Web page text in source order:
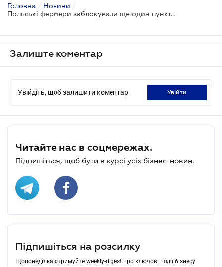
Головна / Новини /
Польські фермери заблокували ще один пункт пропуску
Залиште коментар
Увійдіть, щоб залишити коментар увійти
Читайте нас в соцмережах.
Підпишіться, щоб бути в курсі усіх бізнес-новин.
Підпишіться на розсилку
Щопонеділка отримуйте weekly-digest про ключові події бізнесу